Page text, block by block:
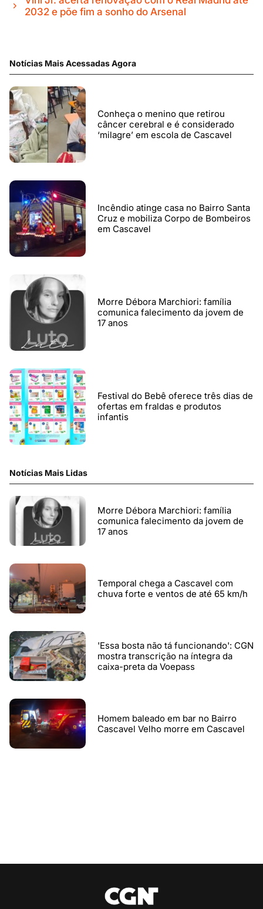
2032 e põe fim a sonho do Arsenal
Notícias Mais Acessadas Agora
Conheça o menino que retirou
câncer cerebral e é considerado
‘milagre’ em escola de Cascavel
Incêndio atinge casa no Bairro Santa
Cruz e mobiliza Corpo de Bombeiros
em Cascavel
Morre Débora Marchiori: família
comunica falecimento da jovem de
17 anos
Festival do Bebê oferece três dias de
ofertas em fraldas e produtos
infantis
Notícias Mais Lidas
Morre Débora Marchiori: família
comunica falecimento da jovem de
17 anos
Temporal chega a Cascavel com
chuva forte e ventos de até 65 km/h
'Essa bosta não tá funcionando': CGN
mostra transcrição na íntegra da
caixa-preta da Voepass
Homem baleado em bar no Bairro
Cascavel Velho morre em Cascavel